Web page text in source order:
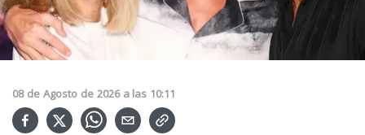
08 de Agosto de 2026 a las 10:11